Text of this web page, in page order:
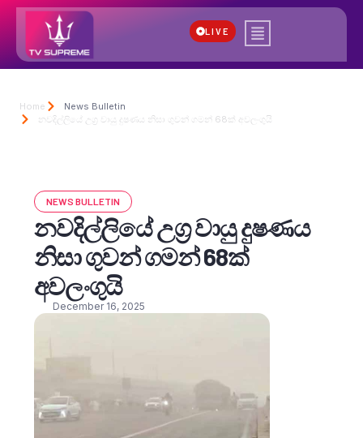
LIVE
Home
News Bulletin
නවදිල්ලියේ උග්‍ර වායු දුෂණය නිසා ගුවන් ගමන් 68ක් අවලංගුයි
NEWS BULLETIN
නවදිල්ලියේ උග්‍ර වායු දුෂණය
නිසා ගුවන් ගමන් 68ක්
අවලංගුයි
December 16, 2025